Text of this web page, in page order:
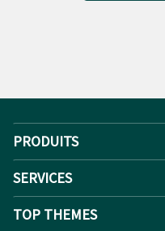
PRODUITS
SERVICES
TOP THEMES